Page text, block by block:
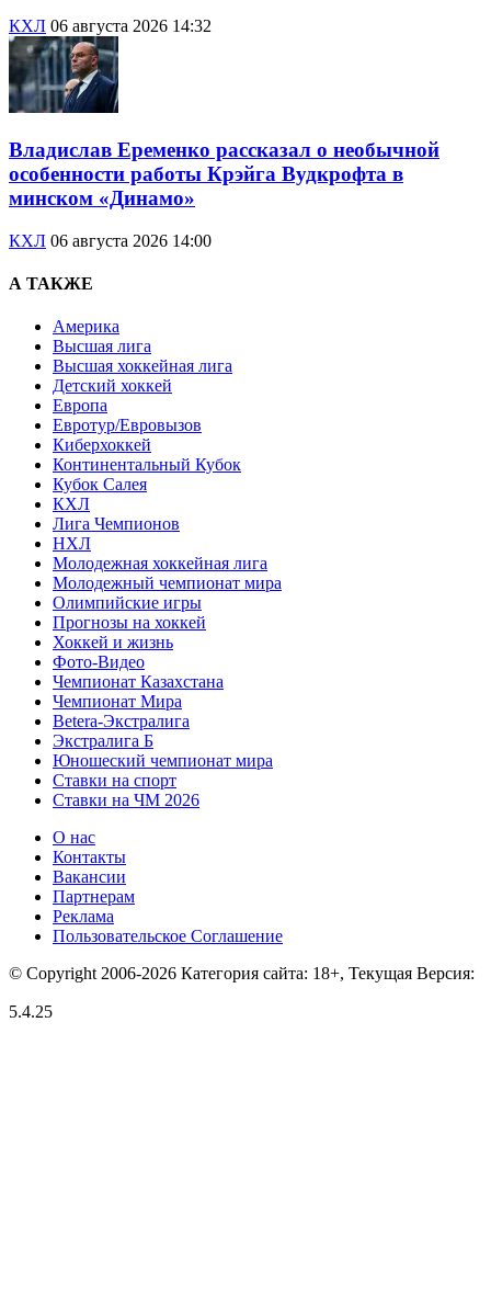
КХЛ 06 августа 2026 14:32
Владислав Еременко рассказал о необычной
особенности работы Крэйга Вудкрофта в
минском «Динамо»
КХЛ 06 августа 2026 14:00
А ТАКЖЕ
Америка
Высшая лига
Высшая хоккейная лига
Детский хоккей
Европа
Евротур/Евровызов
Киберхоккей
Континентальный Кубок
Кубок Салея
КХЛ
Лига Чемпионов
НХЛ
Молодежная хоккейная лига
Молодежный чемпионат мира
Олимпийские игры
Прогнозы на хоккей
Хоккей и жизнь
Фото-Видео
Чемпионат Казахстана
Чемпионат Мира
Betera-Экстралига
Экстралига Б
Юношеский чемпионат мира
Ставки на спорт
Ставки на ЧМ 2026
О нас
Контакты
Вакансии
Партнерам
Реклама
Пользовательское Соглашение
© Copyright 2006-2026 Категория сайта: 18+, Текущая Версия:
5.4.25